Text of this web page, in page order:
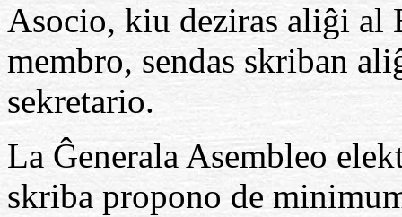
Asocio, kiu deziras aliĝi al
membro, sendas skriban
sekretario.
La Ĝenerala Asembleo
skriba propono de